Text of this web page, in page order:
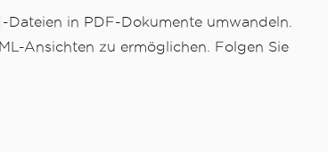
-Dateien in PDF-Dokumente umwandeln.
Ansichten zu ermöglichen. Folgen Sie